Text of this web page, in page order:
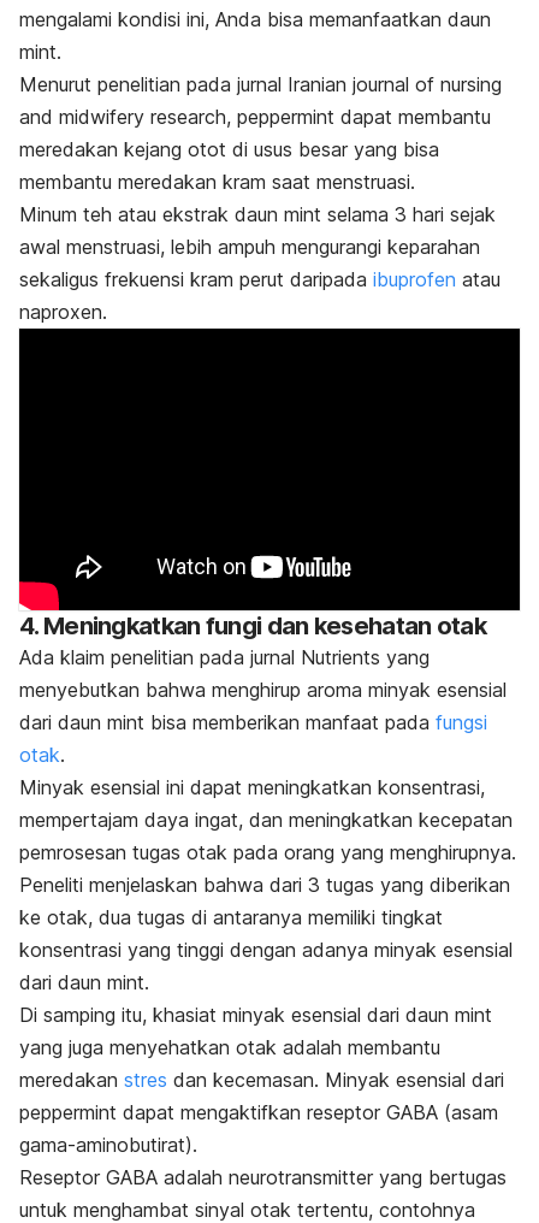
mengalami kondisi ini, Anda bisa memanfaatkan daun
mint.
Menurut penelitian pada jurnal Iranian journal of nursing
and midwifery research, peppermint dapat membantu
meredakan kejang otot di usus besar yang bisa
membantu meredakan kram saat menstruasi.
Minum teh atau ekstrak daun mint selama 3 hari sejak
awal menstruasi, lebih ampuh mengurangi keparahan
sekaligus frekuensi kram perut daripada ibuprofen atau
naproxen.
4. Meningkatkan fungi dan kesehatan otak
Ada klaim penelitian pada jurnal Nutrients yang
menyebutkan bahwa menghirup aroma minyak esensial
dari daun mint bisa memberikan manfaat pada fungsi
otak.
Minyak esensial ini dapat meningkatkan konsentrasi,
mempertajam daya ingat, dan meningkatkan kecepatan
pemrosesan tugas otak pada orang yang menghirupnya.
Peneliti menjelaskan bahwa dari 3 tugas yang diberikan
ke otak, dua tugas di antaranya memiliki tingkat
konsentrasi yang tinggi dengan adanya minyak esensial
dari daun mint.
Di samping itu, khasiat minyak esensial dari daun mint
yang juga menyehatkan otak adalah membantu
meredakan stres dan kecemasan. Minyak esensial dari
peppermint dapat mengaktifkan reseptor GABA (asam
gama-aminobutirat).
Reseptor GABA adalah neurotransmitter yang bertugas
untuk menghambat sinyal otak tertentu, contohnya